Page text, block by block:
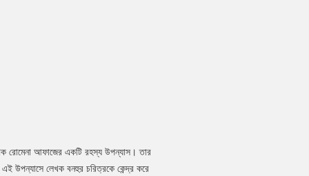
রোমেনা আফাজের একটি রহস্য উপন্যাস। তার
উপন্যাসে লেখক বনহুর চরিত্রকে কেন্দ্র করে